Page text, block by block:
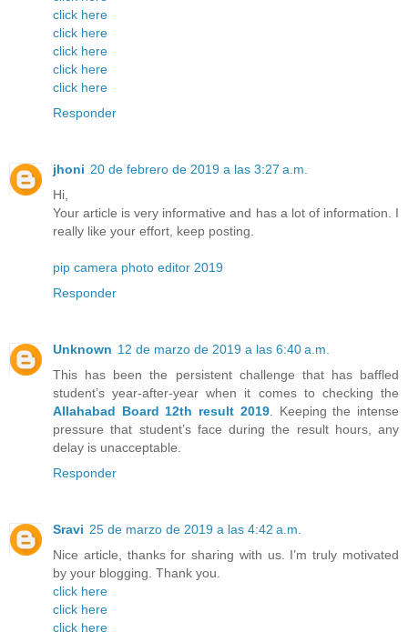
click here
click here
click here
click here
click here
Responder
jhoni 20 de febrero de 2019 a las 3:27 a.m.
Hi,
Your article is very informative and has a lot of information. I
really like your effort, keep posting.
pip camera photo editor 2019
Responder
Unknown 12 de marzo de 2019 a las 6:40 a.m.
This has been the persistent challenge that has baffled
student’s year-after-year when it comes to checking the
Allahabad Board 12th result 2019. Keeping the intense
pressure that student’s face during the result hours, any
delay is unacceptable.
Responder
Sravi 25 de marzo de 2019 a las 4:42 a.m.
Nice article, thanks for sharing with us. I’m truly motivated
by your blogging. Thank you.
click here
click here
click here